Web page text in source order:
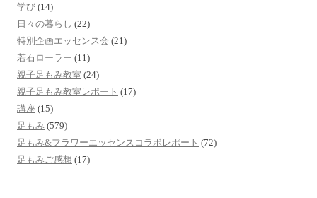
学び (14)
日々の暮らし (22)
特別企画エッセンス会 (21)
若石ローラー (11)
親子足もみ教室 (24)
親子足もみ教室レポート (17)
講座 (15)
足もみ (579)
足もみ&フラワーエッセンスコラボレポート (72)
足もみご感想 (17)